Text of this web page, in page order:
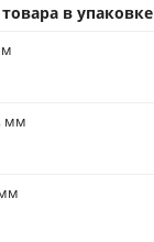
в упаковке
мм